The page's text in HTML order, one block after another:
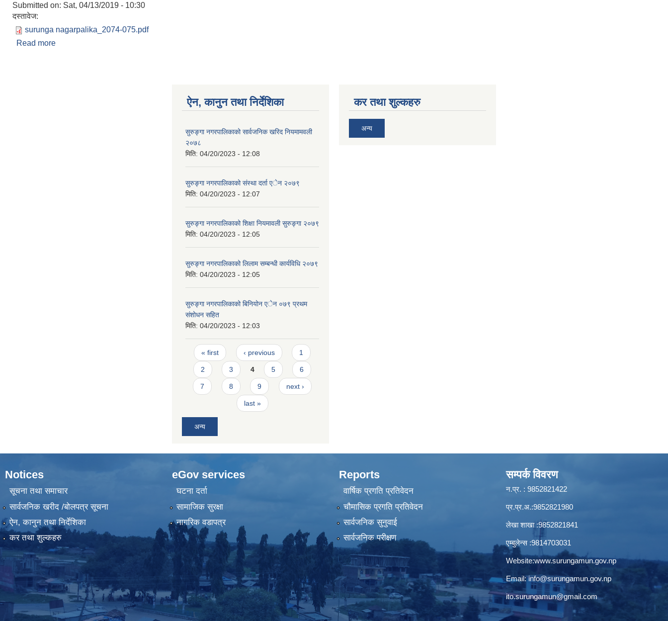
Submitted on: Sat, 04/13/2019 - 10:30
दस्तावेज:
surunga nagarpalika_2074-075.pdf
Read more
ऐन, कानुन तथा निर्देशिका
सुरुङ्गा नगरपालिकाको सार्वजनिक खरिद नियमामवली
२०७८
मिति: 04/20/2023 - 12:08
सुरुङ्गा नगरपालिकाको संस्था दर्ता एेन २०७९
मिति: 04/20/2023 - 12:07
सुरुङ्गा नगरपालिकाको शिक्षा नियमावली सुरुङ्गा २०७९
मिति: 04/20/2023 - 12:05
सुरुङ्गा नगरपालिकाको लिलाम सम्बन्धी कार्यविधि २०७९
मिति: 04/20/2023 - 12:05
सुरुङ्गा नगरपालिकाको बिनियोन एेन ०७९ प्रथम
संशोधन सहित
मिति: 04/20/2023 - 12:03
Pages
« first ‹ previous 1
2 3 4 5 6
7 8 9 next ›
last »
अन्य
कर तथा शुल्कहरु
अन्य
Notices
सूचना तथा समाचार
सार्वजनिक खरीद /बोलपत्र सूचना
ऐन, कानुन तथा निर्देशिका
कर तथा शुल्कहरु
eGov services
घटना दर्ता
सामाजिक सुरक्षा
नागरिक वडापत्र
Reports
वार्षिक प्रगति प्रतिवेदन
चौमासिक प्रगति प्रतिवेदन
सार्वजनिक सुनुवाई
सार्वजनिक परीक्षण
सम्पर्क विवरण
न.प्र. : 9852821422
प्र.प्र.अ.:9852821980
लेखा शाखा :9852821841
एम्बुलेन्स :9814703031
Website:www.surungamun.gov.np
Email:info@surungamun.gov.np
ito.surungamun@gmail.com